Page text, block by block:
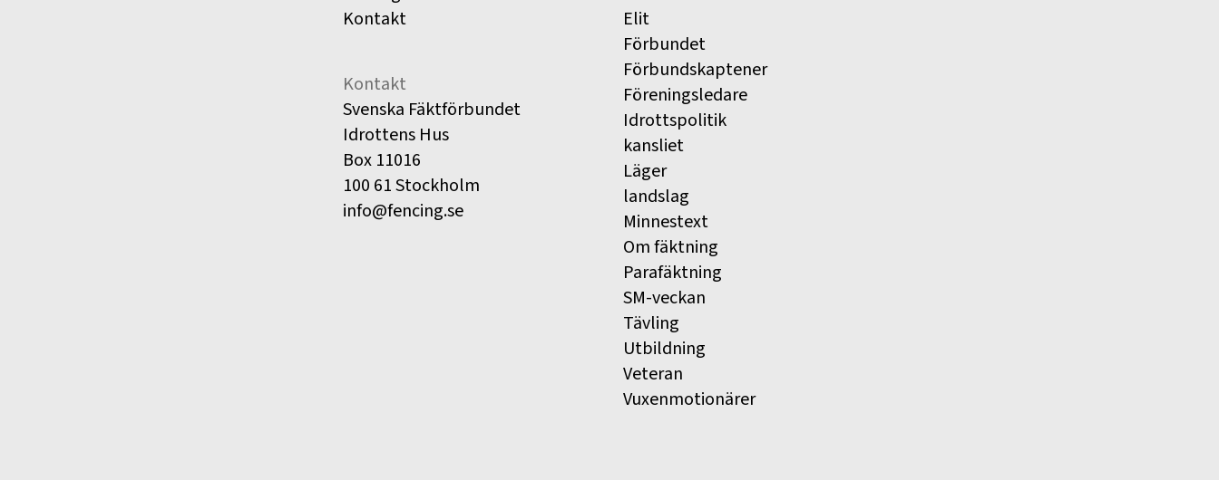
Kontakt
Kontakt
Svenska Fäktförbundet
Idrottens Hus
Box 11016
100 61 Stockholm
info@fencing.se
Elit
Förbundet
Förbundskaptener
Föreningsledare
Idrottspolitik
kansliet
Läger
landslag
Minnestext
Om fäktning
Parafäktning
SM-veckan
Tävling
Utbildning
Veteran
Vuxenmotionärer